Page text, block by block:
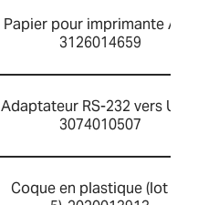
Papier pour imprimante AIP-
3126014659
Adaptateur RS-232 vers
3074010507
Coque en plastique (lot de